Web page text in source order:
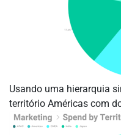
Usando uma hierarquia
território Américas com